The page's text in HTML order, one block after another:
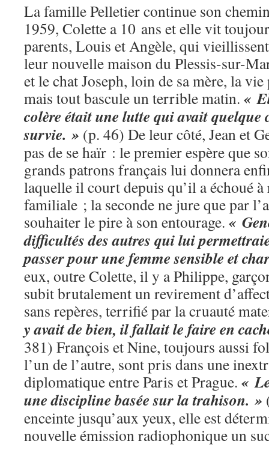
La famille Pelletier continue son
1959, Colette a 10 ans et elle vit
parents, Louis et Angèle, qui
leur nouvelle maison du Plessis-sur-
et le chat Joseph, loin de sa mère, la
mais tout bascule un terrible matin. «
colère était une lutte qui avait quelque
survie. » (p. 46) De leur côté, Jean et
pas de se haïr : le premier espère que
grands patrons français lui donnera
laquelle il court depuis qu’il a échoué
familiale ; la seconde ne jure que par
souhaiter le pire à son entourage. «
difficultés des autres qui lui
passer pour une femme sensible et
eux, outre Colette, il y a Philippe,
subit brutalement un revirement
sans repères, terrifié par la cruauté
y avait de bien, il fallait le faire en
381) François et Nine, toujours aussi
l’un de l’autre, sont pris dans une
diplomatique entre Paris et Prague. «
une discipline basée sur la trahison. »
enceinte jusqu’aux yeux, elle est
nouvelle émission radiophonique un